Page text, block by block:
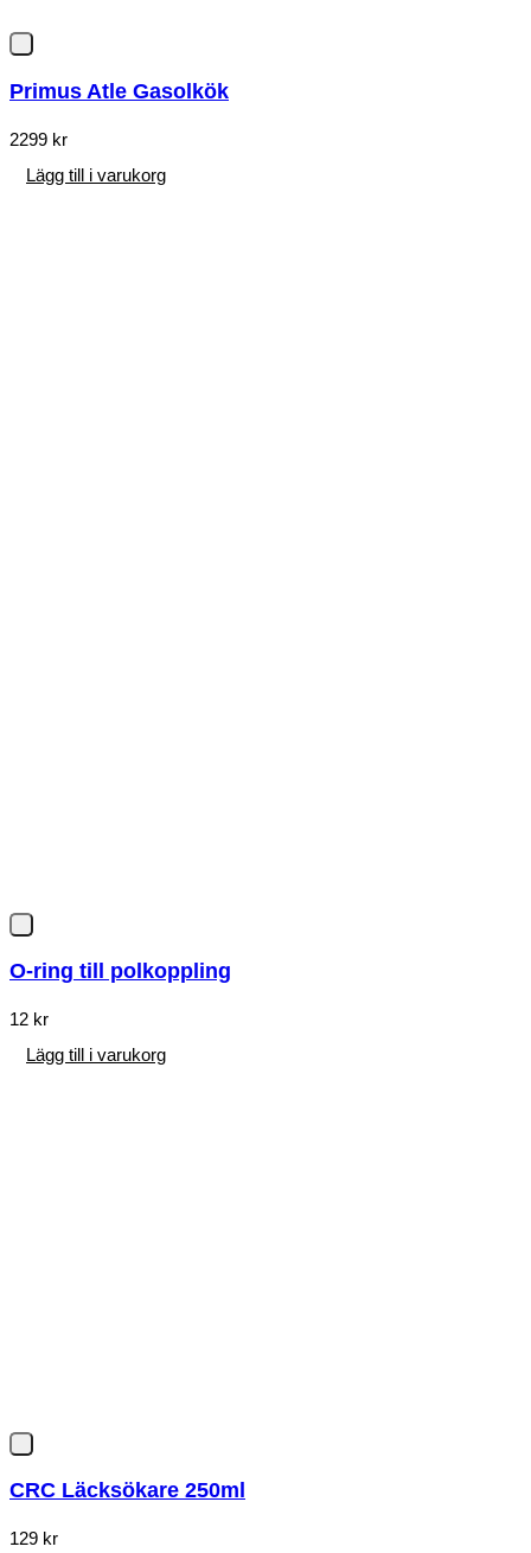
Primus Atle Gasolkök
2299 kr
Lägg till i varukorg
O-ring till polkoppling
12 kr
Lägg till i varukorg
CRC Läcksökare 250ml
129 kr